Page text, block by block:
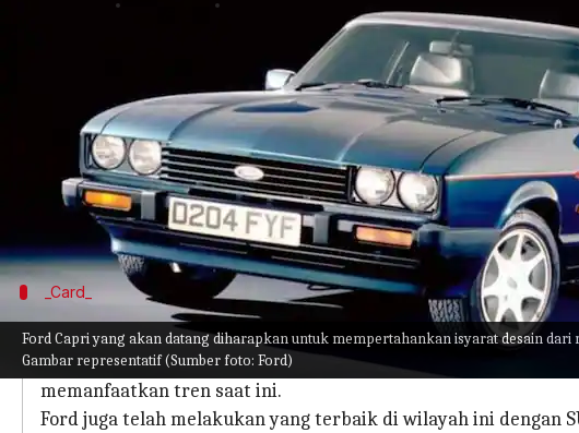
Ford Capri yang akan datang diharapkan untuk mempertahankan isyarat desain dari
Gambar representatif (Sumber foto: Ford)
Setelah memamerkan Explorer EV baru untuk pasar
mobil listrik crossover Capri baru.
Ini akan menjadi kendaraan listrik baru kedua
elemen desain dari model Capri ikonik dari akhir 1960-an.
_Card_
Mengapa artikel ini penting?
Dengan meningkatnya permintaan kendaraan listrik di pasar
memanfaatkan tren saat ini.
Ford juga telah melakukan yang terbaik di wilayah ini dengan